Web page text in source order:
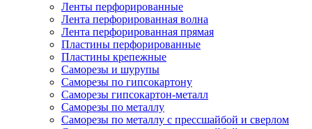
Ленты перфорированные
Лента перфорированная волна
Лента перфорированная прямая
Пластины перфорированные
Пластины крепежные
Саморезы и шурупы
Саморезы по гипсокартону
Саморезы гипсокартон-металл
Саморезы по металлу
Саморезы по металлу с прессшайбой и сверлом